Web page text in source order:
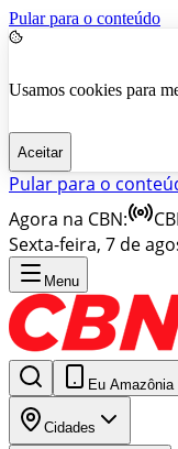
Pular para o conteúdo
Usamos cookies para
Aceitar
Pular para o
Agora na CBN:
Sexta-feira, 7 de
Menu
Eu Amazônia
Cidades